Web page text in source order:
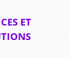
ET